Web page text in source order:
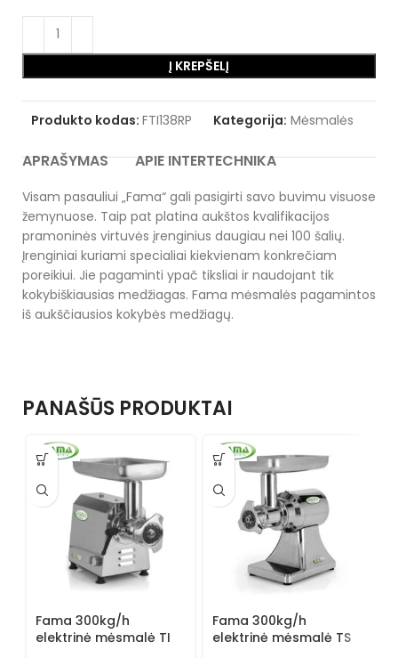
Į KREPŠELĮ
Produkto kodas: FTI138RP Kategorija: Mėsmalės
APRAŠYMAS APIE INTERTECHNIKA
Visam pasauliui „Fama“ gali pasigirti savo buvimu visuose
žemynuose. Taip pat platina aukštos kvalifikacijos
pramoninės virtuvės įrenginius daugiau nei 100 šalių.
Įrenginiai kuriami specialiai kiekvienam konkrečiam
poreikiui. Jie pagaminti ypač tiksliai ir naudojant tik
kokybiškiausias medžiagas. Fama mėsmalės pagamintos
iš aukščiausios kokybės medžiagų.
PANAŠŪS PRODUKTAI
Fama 300kg/h
elektrinė mėsmalė TI
Fama 300kg/h
elektrinė mėsmalė TS